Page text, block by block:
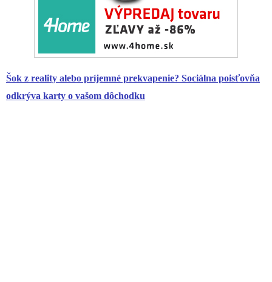
Šok z reality alebo príjemné prekvapenie? Sociálna poisťovňa
odkrýva karty o vašom dôchodku